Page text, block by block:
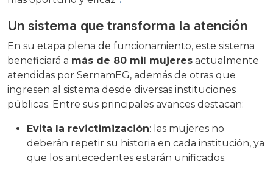
Un sistema que transforma la atención
En su etapa plena de funcionamiento, este sistema
beneficiará a más de 80 mil mujeres actualmente
atendidas por SernamEG, además de otras que
ingresen al sistema desde diversas instituciones
públicas. Entre sus principales avances destacan:
Evita la revictimización: las mujeres no
deberán repetir su historia en cada institución, ya
que los antecedentes estarán unificados.